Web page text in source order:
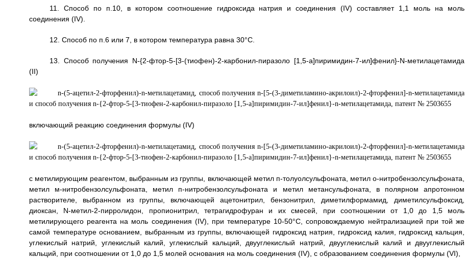
11. Способ по п.10, в котором соотношение гидроксида натрия и соединения (IV) составляет 1,1 моль на моль
соединения (IV).
12. Способ по п.6 или 7, в котором температура равна 30°C.
13. Способ получения N-{2-фтор-5-[3-(тиофен)-2-карбонил-пиразоло [1,5-а]пиримидин-7-ил]фенил}-N-метилацетамида
(II)
включающий реакцию соединения формулы (IV)
с метилирующим реагентом, выбранным из группы, включающей метил п-толуолсульфоната, метил о-нитробензолсульфоната,
метил м-нитробензолсульфоната, метил п-нитробензолсульфоната и метил метансульфоната, в полярном апротонном
растворителе, выбранном из группы, включающей ацетонитрил, бензонитрил, диметилформамид, диметилсульфоксид,
диоксан, N-метил-2-пирролидон, пропионитрил, тетрагидрофуран и их смесей, при соотношении от 1,0 до 1,5 моль
метилирующего реагента на моль соединения (IV), при температуре 10-50°C, сопровождаемую нейтрализацией при той же
самой температуре основанием, выбранным из группы, включающей гидроксид натрия, гидроксид калия, гидроксид кальция,
углекислый натрий, углекислый калий, углекислый кальций, двууглекислый натрий, двууглекислый калий и двууглекислый
кальций, при соотношении от 1,0 до 1,5 молей основания на моль соединения (IV), с образованием соединения формулы (VI),